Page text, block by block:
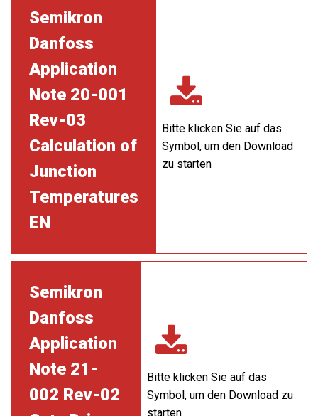
Semikron
Danfoss
Application
Note 20-001
Rev-03
Calculation of
Junction
Temperatures
EN
Bitte klicken Sie auf das
Symbol, um den Download
zu starten
Semikron
Danfoss
Application
Note 21-
002 Rev-02
Bitte klicken Sie auf das
Symbol, um den Download zu
starten